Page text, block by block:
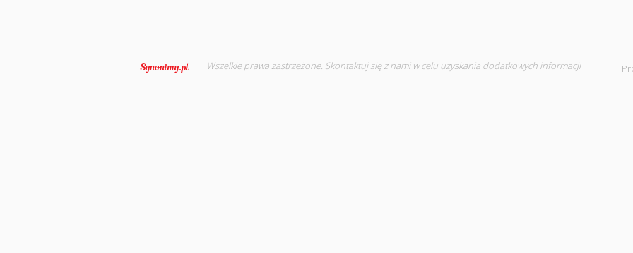
Wszelkie prawa zastrzeżone. Skontaktuj sięz nami w celu uzyskania dodatkowych informacji